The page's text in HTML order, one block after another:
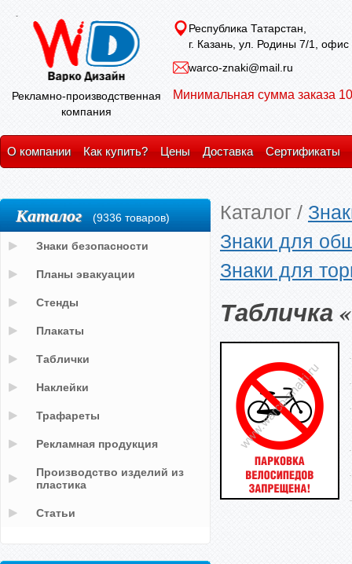
Рекламно-производственная
компания
Республика Татарстан,
г. Казань, ул. Родины 7/1, офис
warco-znaki@mail.ru
Минимальная сумма заказа
О компании Как купить? Цены Доставка Сертификаты
Каталог /
Знаки для
Знаки для
Табличка
Каталог (9336 товаров)
Знаки безопасности
Планы эвакуации
Стенды
Плакаты
Таблички
Наклейки
Трафареты
Рекламная продукция
Производство изделий из
пластика
Статьи